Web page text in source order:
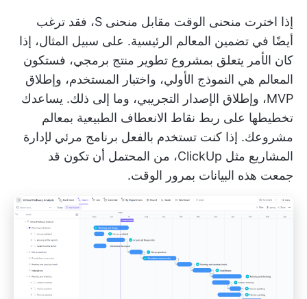
إذا اخترت منحنى الوقت مقابل منحنى S، فقد ترغب
أيضًا في تضمين المعالم الرئيسية. على سبيل المثال، إذا
كان الأمر يتعلق بمشروع تطوير منتج برمجي، فستكون
المعالم هي النموذج الأولي، واختبار المستخدم، وإطلاق
MVP، وإطلاق الإصدار التجريبي، وما إلى ذلك. يساعدك
تخطيطها على ربط نقاط الانعطاف الطبيعية بمعالم
مشروعك. إذا كنت تستخدم بالفعل برنامج مرئي لإدارة
المشاريع
مثل ClickUp، من المحتمل أن تكون قد
جمعت هذه البيانات بمرور الوقت.